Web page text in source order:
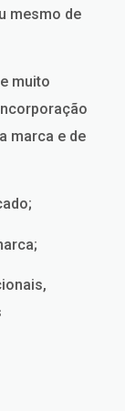
mesmo de
muito
marca e de